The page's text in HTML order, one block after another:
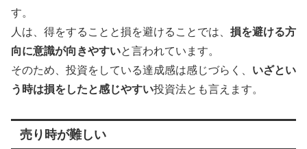
す。
人は、得をすることと損を避けることでは、 損を避ける方
向に意識が向きやすいと言われています。
そのため、投資をしている達成感は感じづらく、 いざとい
う時は損をしたと感じやすい投資法とも言えます。
売り時が難しい